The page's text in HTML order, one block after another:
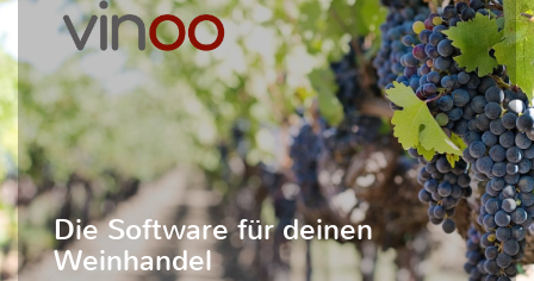
Die Software für deinen
Weinhandel